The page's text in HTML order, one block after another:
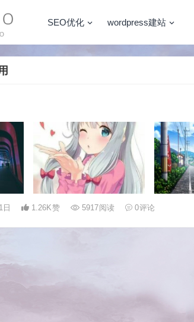
SEO优化 wordpress建站
日 1.26K赞 5917阅读 0评论